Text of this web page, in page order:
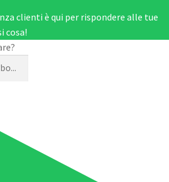
clienti è qui per rispondere alle tue
cosa!